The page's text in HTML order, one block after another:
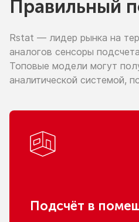
Правильный
Rstat — лидер рынка на
аналогов сенсоры
Топовые модели могут
аналитической системой,
Подсчёт в